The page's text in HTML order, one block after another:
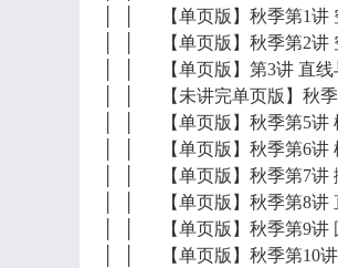
│ │ 【单页版】秋季第1讲
│ │ 【单页版】秋季第2讲
│ │ 【单页版】第3讲 直线
│ │ 【未讲完单页版】秋季
│ │ 【单页版】秋季第5讲
│ │ 【单页版】秋季第6讲
│ │ 【单页版】秋季第7讲
│ │ 【单页版】秋季第8讲
│ │ 【单页版】秋季第9讲
│ │ 【单页版】秋季第10讲